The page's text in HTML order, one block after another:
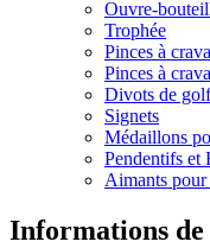
Ouvre-
Trophée
Pinces à
Pinces à
Divots de
Signets
Médaillons
Pendentifs et
Aimants
Informations de